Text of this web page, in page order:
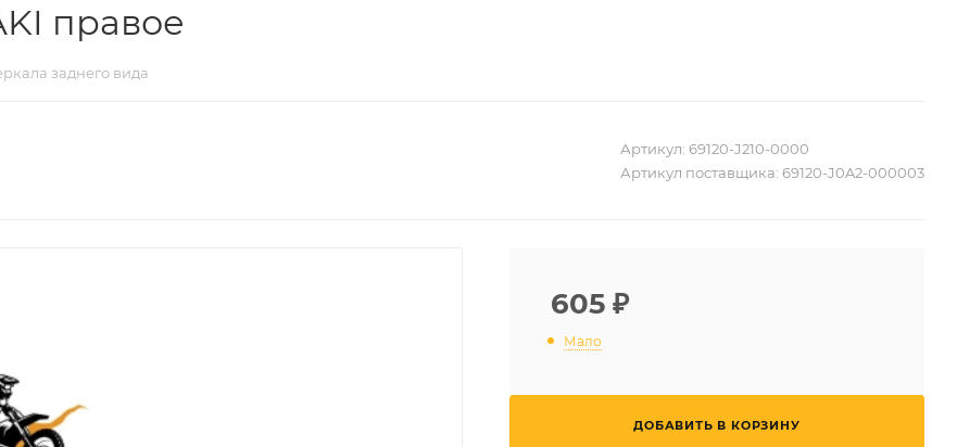
правое
заднего вида
Артикул: 69120-J210-0000
Артикул поставщика: 69120-J0A2-000003
605 ₽
Мало
ДОБАВИТЬ В КОРЗИНУ